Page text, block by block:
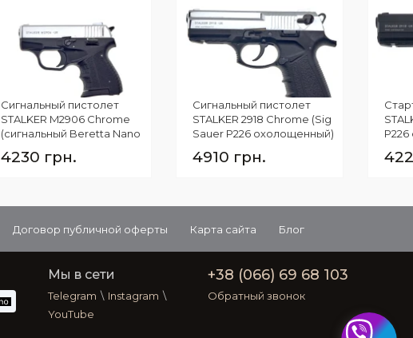
Сигнальный пистолет
STALKER M2906 Chrome
(сигнальный Beretta Nano
4230 грн.
Сигнальный пистолет
STALKER 2918 Chrome (Sig
Sauer P226 охолощенный)
4910 грн.
Договор публичной оферты Карта сайта Блог
+38 (066) 69 68 103
Обратный звонок
Мы в сети
Telegram \ Instagram \
YouTube